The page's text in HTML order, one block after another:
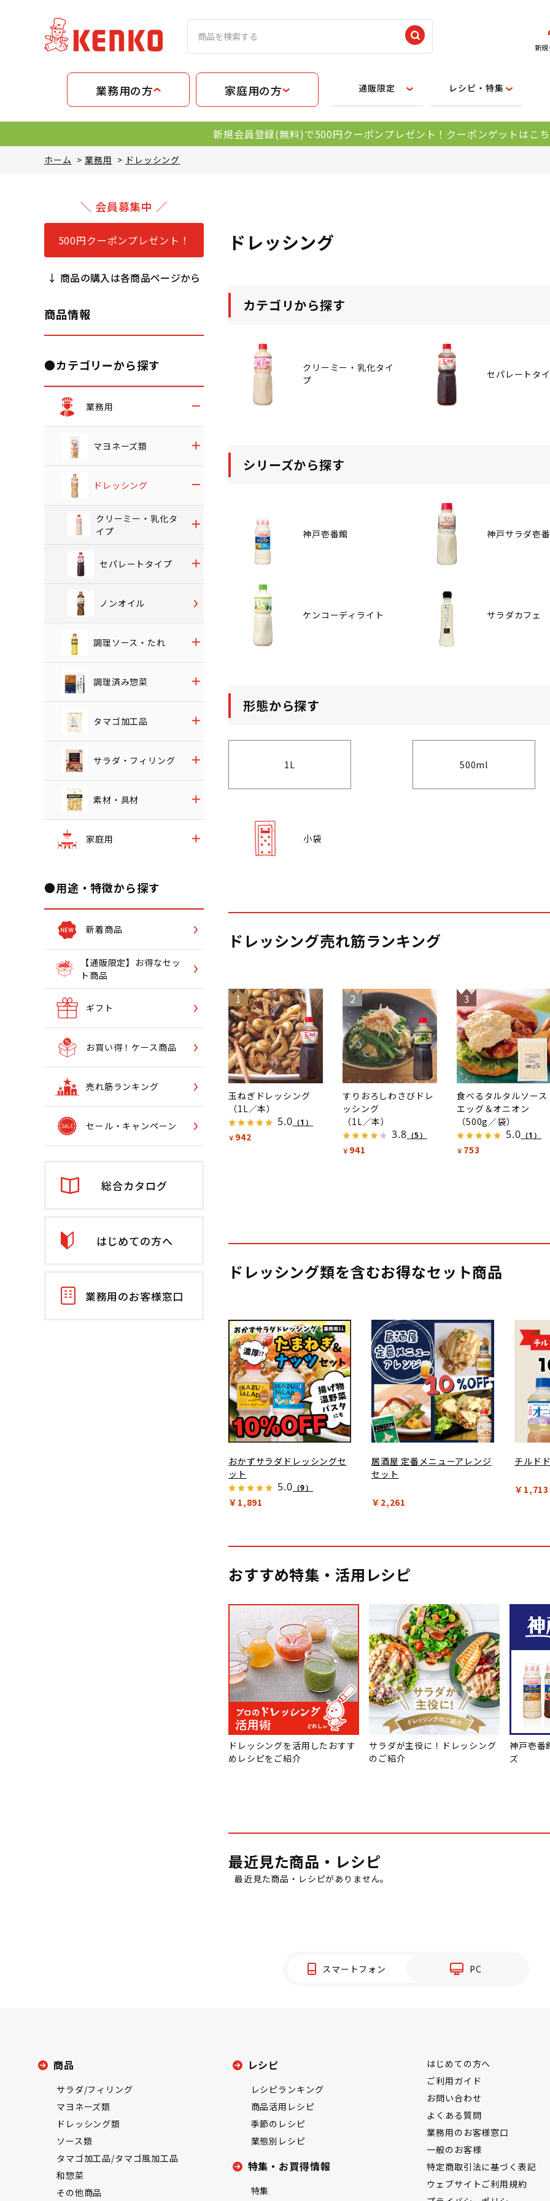
新
業務用の方 家庭用の方 通販限定 レシピ・特集
新規会員登録(無料)で500円クーポンプレゼント！クーポンゲットはこ
ホーム >業務用 > ドレッシング
＼ 会員募集中 ／
500円クーポンプレゼント！
↓ 商品の購入は各商品ページから
商品情報
●カテゴリーから探す
業務用
マヨネーズ類
ドレッシング
クリーミー・乳化タ
イプ
セパレートタイプ
ノンオイル
調理ソース・たれ
調理済み惣菜
タマゴ加工品
サラダ・フィリング
素材・具材
家庭用
●用途・特徴から探す
新着商品
【通販限定】お得なセッ
ト商品
ギフト
お買い得！ケース商品
売れ筋ランキング
セール・キャンペーン
総合カタログ
はじめての方へ
業務用のお客様窓口
ドレッシング
カテゴリから探す
クリーミー・乳化タイ
プ
セパレートタ
シリーズから探す
神戸壱番館 神戸サラダ壱
ケンコーディライト サラダカフェ
形態から探す
1L 500ml
小袋
ドレッシング売れ筋ランキング
1
玉ねぎドレッシング
（1L／本）
5.0 （1）
￥ 942
2
すりおろしわさびドレ
ッシング
（1L／本）
3.8 （5）
￥ 941
3
食べるタルタルソース
エッグ＆オニオン
（500g／袋）
5.0 （1）
￥ 753
ドレッシング類を含むお得なセット商品
おかずサラダドレッシングセ
ット
5.0 （9）
￥1,891
居酒屋 定番メニューアレンジ
セット
￥2,261
チルド
￥1,713
おすすめ特集・活用レシピ
ドレッシングを活用したおすす
めレシピをご紹介
サラダが主役に！ドレッシング
のご紹介
神戸壱番
ズ
最近見た商品・レシピ
最近見た商品・レシピがありません。
スマートフォン PC
商品
サラダ/フィリング
マヨネーズ類
ドレッシング類
ソース類
タマゴ加工品/タマゴ風加工品
和惣菜
その他商品
レシピ
レシピランキング
商品活用レシピ
季節のレシピ
業態別レシピ
特集・お買得情報
特集
はじめての方へ
ご利用ガイド
お問い合わせ
よくある質問
業務用のお客様窓口
一般のお客様
特定商取引法に基づく表記
ウェブサイトご利用規約